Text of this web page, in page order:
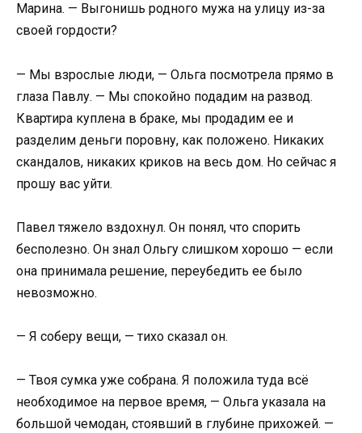
Марина. — Выгонишь родного мужа на улицу из-за
своей гордости?
— Мы взрослые люди, — Ольга посмотрела прямо в
глаза Павлу. — Мы спокойно подадим на развод.
Квартира куплена в браке, мы продадим ее и
разделим деньги поровну, как положено. Никаких
скандалов, никаких криков на весь дом. Но сейчас я
прошу вас уйти.
Павел тяжело вздохнул. Он понял, что спорить
бесполезно. Он знал Ольгу слишком хорошо — если
она принимала решение, переубедить ее было
невозможно.
— Я соберу вещи, — тихо сказал он.
— Твоя сумка уже собрана. Я положила туда всё
необходимое на первое время, — Ольга указала на
большой чемодан, стоявший в глубине прихожей. —